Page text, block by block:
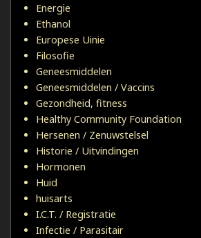
Energie
Ethanol
Europese Uinie
Filosofie
Geneesmiddelen
Geneesmiddelen / Vaccins
Gezondheid, fitness
Healthy Community Foundation
Hersenen / Zenuwstelsel
Historie / Uitvindingen
Hormonen
Huid
huisarts
I.C.T. / Registratie
Infectie / Parasitair